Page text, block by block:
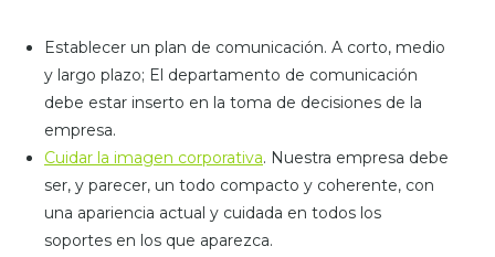
Establecer un plan de comunicación. A corto, medio
y largo plazo; El departamento de comunicación
debe estar inserto en la toma de decisiones de la
empresa.
Cuidar la imagen corporativa. Nuestra empresa debe
ser, y parecer, un todo compacto y coherente, con
una apariencia actual y cuidada en todos los
soportes en los que aparezca.